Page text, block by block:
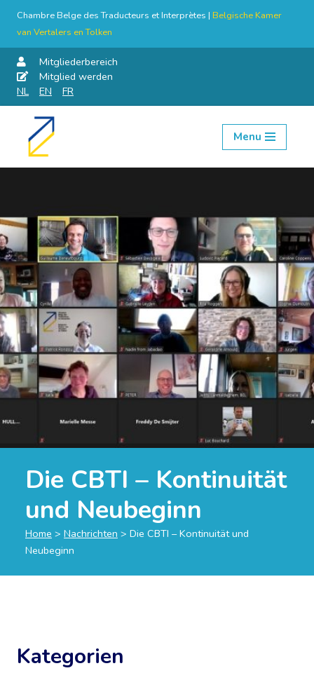
Chambre Belge des Traducteurs et Interprètes | Belgische Kamer
van Vertalers en Tolken
Mitgliederbereich
Mitglied werden
NL
EN FR
Skip
Menu
Die CBTI – Kontinuität
und Neubeginn
Home > Nachrichten > Die CBTI – Kontinuität und
Neubeginn
Kategorien